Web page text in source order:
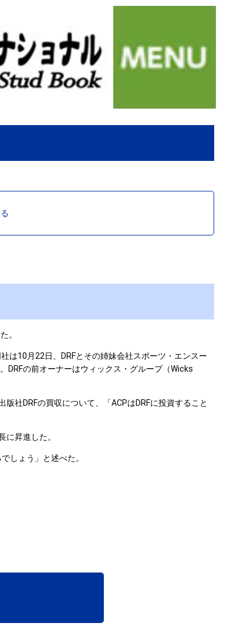
。
10月22日、DRFとその姉妹会社スポーツ・エンスー
の前オーナーはウィックス・グループ（Wicks
社DRFの買収について、「ACPはDRFに投資すること
昇進した。
しょう」と述べた。